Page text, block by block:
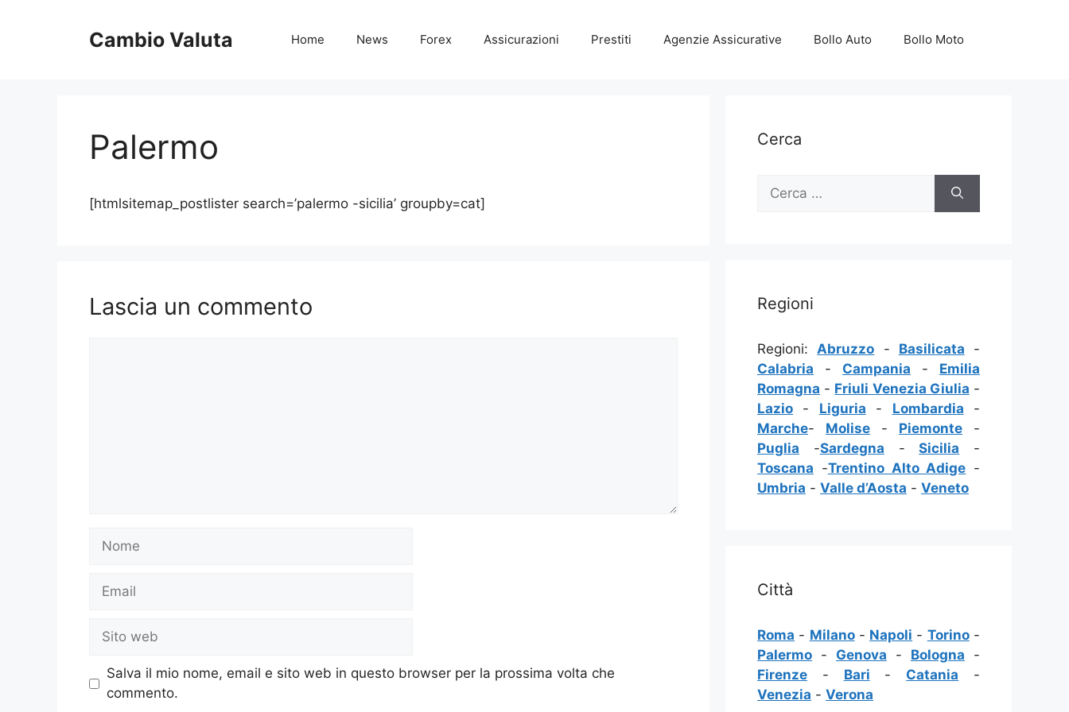
Cambio Valuta Home News Forex Assicurazioni Prestiti Agenzie Assicurative Bollo Auto Bollo Moto
Palermo
[htmlsitemap_postlister search=’palermo -sicilia’ groupby=cat]
Lascia un commento
Nome
Email
Sito
web
Salva il mio nome, email e sito web in questo browser per la prossima volta che
commento.
Cerca
Ricerca
Regioni
Regioni:Abruzzo - Basilicata -
Calabria - Campania - Emilia
Romagna - Friuli Venezia Giulia -
Lazio - Liguria - Lombardia -
Marche- Molise - Piemonte -
Puglia -Sardegna -Sicilia -
Toscana -Trentino Alto Adige -
Umbria - Valle d’Aosta - Veneto
Città
Roma - Milano- Napoli - Torino-
Palermo - Genova - Bologna -
Firenze - Bari - Catania -
Venezia - Verona